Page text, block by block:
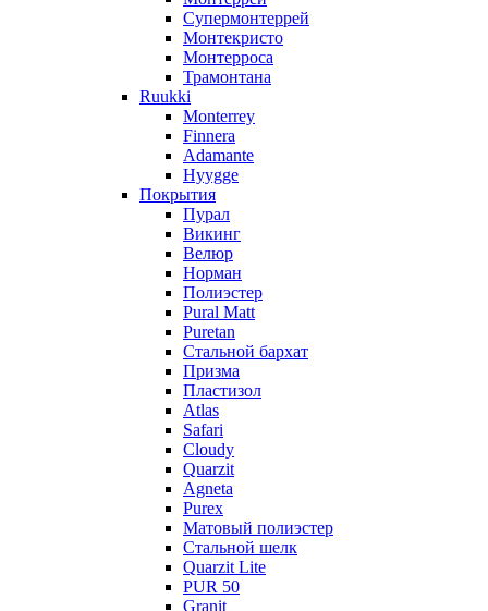
Супермонтеррей
Монтекристо
Монтерроса
Трамонтана
Ruukki
Monterrey
Finnera
Adamante
Hyygge
Покрытия
Пурал
Викинг
Велюр
Норман
Полиэстер
Pural Matt
Puretan
Стальной бархат
Призма
Пластизол
Atlas
Safari
Cloudy
Quarzit
Agneta
Purex
Матовый полиэстер
Стальной шелк
Quarzit Lite
PUR 50
Granit